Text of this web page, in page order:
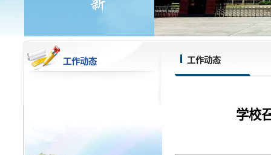
工作动态 工作动态
学校